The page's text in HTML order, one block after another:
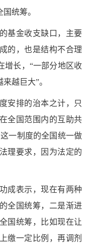
统筹。
金收支缺口，主要
的，也是结构不合理
增长，“一部分地区收
越巨大”。
排的治本之计，只
全国范围内的互助共
一制度的全国统一做
理要求，因为法定的
表示，现在有两种
全国统筹，二是渐进
国统筹，比如现在让
缴一定比例，再调剂